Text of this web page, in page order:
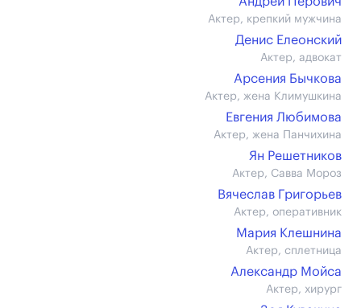
Актер, крепкий мужчина
Денис Елеонский
Актер, адвокат
Арсения Бычкова
Актер, жена Климушкина
Евгения Любимова
Актер, жена Панчихина
Ян Решетников
Актер, Савва Мороз
Вячеслав Григорьев
Актер, оперативник
Мария Клешнина
Актер, сплетница
Александр Мойса
Актер, хирург